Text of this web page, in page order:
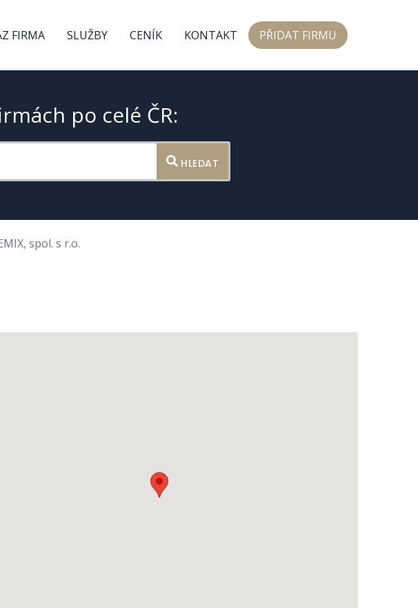
FIRMA SLUŽBY CENÍK KONTAKT PŘIDAT FIRMU
po celé ČR:
HLEDAT
spol. s r.o.